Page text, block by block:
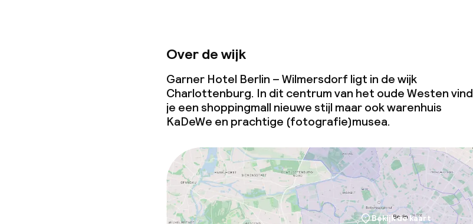
Over de wijk
Garner Hotel Berlin – Wilmersdorf ligt in de wijk
Charlottenburg. In dit centrum van het oude Westen vind
je een shoppingmall nieuwe stijl maar ook warenhuis
KaDeWe en prachtige (fotografie)musea.
Bekijk de kaart